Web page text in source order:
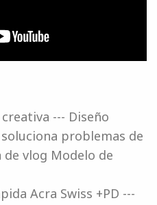
--- Diseño
problemas de
vlog Modelo de
Acra Swiss +PD ---